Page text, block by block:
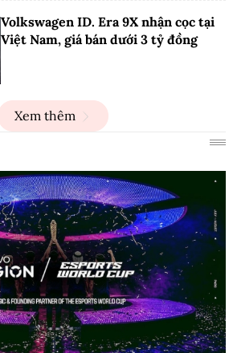
Volkswagen ID. Era 9X nhận cọc tại
Việt Nam, giá bán dưới 3 tỷ đồng
Xem thêm